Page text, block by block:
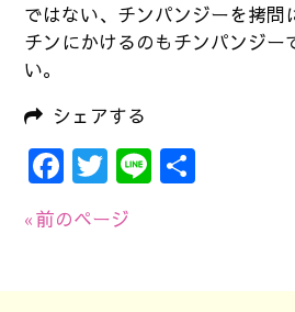
ではない、チンパンジーを拷問
チンにかけるのもチンパンジー
い。
シェアする
Facebook
Twitter
Line
« 前のページ